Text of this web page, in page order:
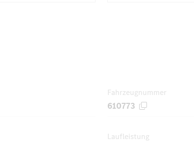
Fahrzeugnummer
610773
Laufleistung